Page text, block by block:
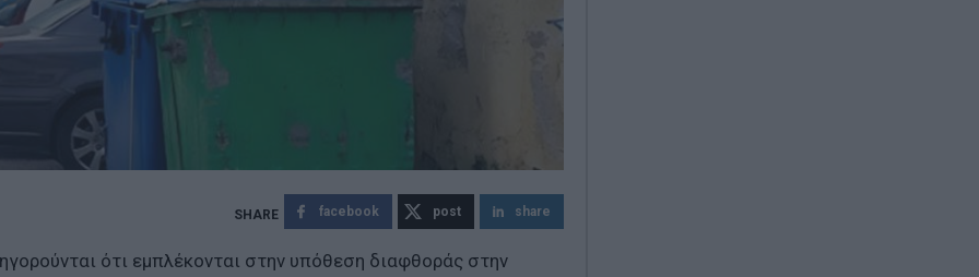
facebook post share
ότι εμπλέκονται στην υπόθεση διαφθοράς στην